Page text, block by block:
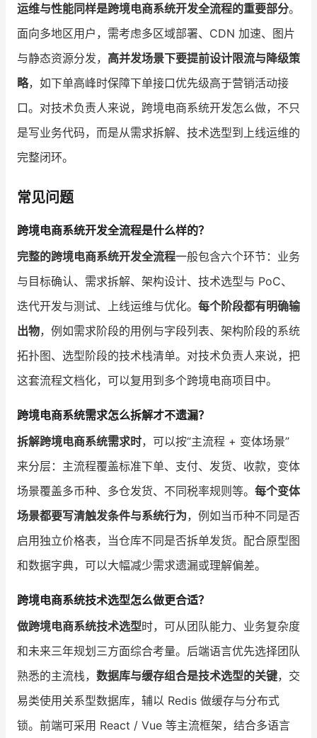
运维与性能同样是跨境电商系统开发全流程的重要部分。
面向多地区用户，需考虑多区域部署、CDN 加速、图片
与静态资源分发， 高并发场景下要提前设计限流与降级策
略，如下单高峰时保障下单接口优先级高于营销活动接
口。对技术负责人来说，跨境电商系统开发怎么做，不只
是写业务代码，而是从需求拆解、技术选型到上线运维的
完整闭环。
常见问题
跨境电商系统开发全流程是什么样的？
完整的跨境电商系统开发全流程一般包含六个环节：业务
与目标确认、需求拆解、架构设计、技术选型与 PoC、
迭代开发与测试、上线运维与优化。 每个阶段都有明确输
出物，例如需求阶段的用例与字段列表、架构阶段的系统
拓扑图、选型阶段的技术栈清单。对技术负责人来说，把
这套流程文档化，可以复用到多个跨境电商项目中。
跨境电商系统需求怎么拆解才不遗漏？
拆解跨境电商系统需求时，可以按“主流程 + 变体场景”
来分层：主流程覆盖标准下单、支付、发货、收款，变体
场景覆盖多币种、多仓发货、不同税率规则等。 每个变体
场景都要写清触发条件与系统行为，例如当币种不同是否
启用独立价格表，当仓库不同是否拆单发货。配合原型图
和数据字典，可以大幅减少需求遗漏或理解偏差。
跨境电商系统技术选型怎么做更合适？
做跨境电商系统技术选型时，可从团队能力、业务复杂度
和未来三年规划三方面综合考量。后端语言优先选择团队
熟悉的主流栈， 数据库与缓存组合是技术选型的关键，交
易类使用关系型数据库，辅以 Redis 做缓存与分布式
锁。前端可采用 React / Vue 等主流框架，结合多语言